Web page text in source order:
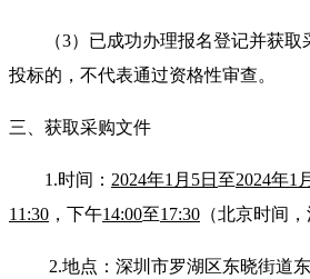
（3）已成功办理报名登记并获
投标的，不代表通过资格性审查。
三、获取采购文件
1.时间： 2024年1月5日 至2024年1
11:30 ，下午14:00至17:30 （北京时间
2.地点：深圳市罗湖区东晓街道